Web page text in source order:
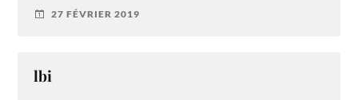
27 FÉVRIER 2019
lbi